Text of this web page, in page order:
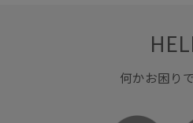
何かお困り